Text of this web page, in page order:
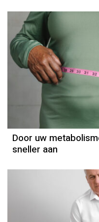
Door uw
sneller aan